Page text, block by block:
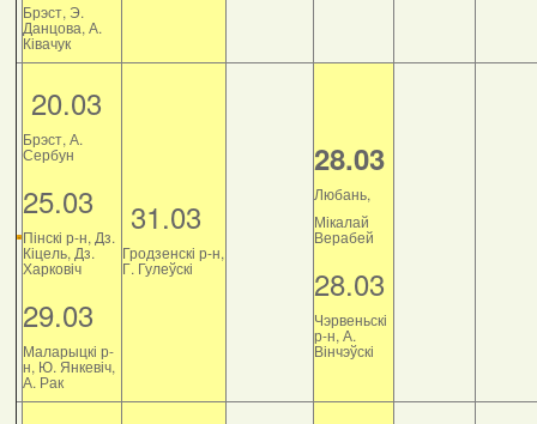
Брэст, Э.
Данцова, А.
Ківачук
20.03
Брэст, А.
Сербун
25.03
Пінскі р-н, Дз.
Кіцель, Дз.
Харковіч
29.03
Маларыцкі р-
н, Ю. Янкевіч,
А. Рак
31.03
Гродзенскі р-н,
Г. Гулеўскі
28.03
Любань,
Мікалай
Верабей
28.03
Чэрвеньскі
р-н, А.
Вінчэўскі